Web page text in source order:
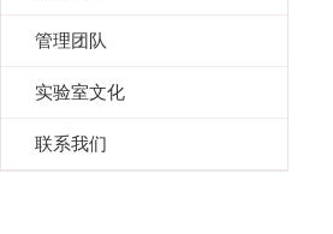
管理团队
实验室文化
联系我们